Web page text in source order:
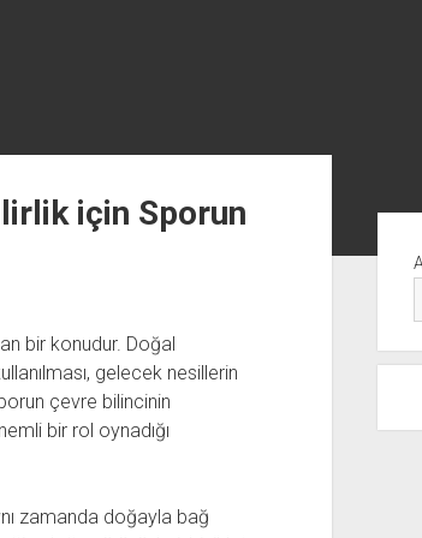
için Sporun
bir konudur. Doğal
gelecek nesillerin
çevre bilincinin
bir rol oynadığı
zamanda doğayla bağ